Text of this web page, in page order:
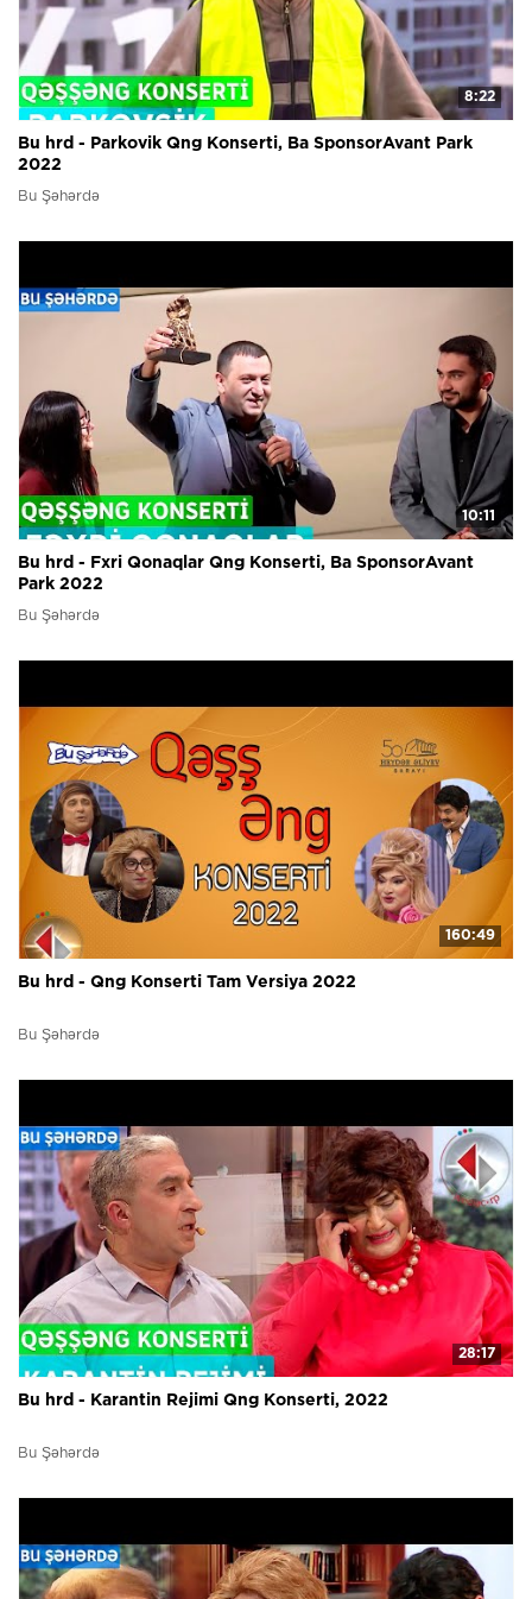
8:22
Bu hrd - Parkovik Qng Konserti, Ba SponsorAvant Park
2022
Bu Şəhərdə
10:11
Bu hrd - Fxri Qonaqlar Qng Konserti, Ba SponsorAvant
Park 2022
Bu Şəhərdə
160:49
Bu hrd - Qng Konserti Tam Versiya 2022
Bu Şəhərdə
28:17
Bu hrd - Karantin Rejimi Qng Konserti, 2022
Bu Şəhərdə